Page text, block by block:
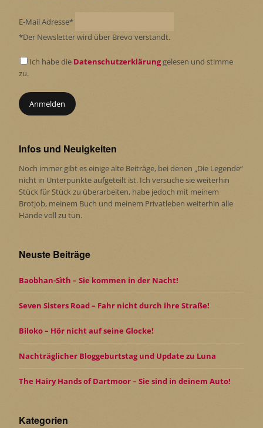
E-Mail Adresse*
*Der Newsletter wird über Brevo verstandt.
Ich habe die Datenschutzerklärunggelesen und stimme
zu.
Infos und Neuigkeiten
Noch immer gibt es einige alte Beiträge, bei denen „Die Legende“
nicht in Unterpunkte aufgeteilt ist. Ich versuche sie weiterhin
Stück für Stück zu überarbeiten, habe jedoch mit meinem
Brotjob, meinem Buch und meinem Privatleben weiterhin alle
Hände voll zu tun.
Neuste Beiträge
Baobhan-Sìth – Sie kommen in der Nacht!
Seven Sisters Road – Fahr nicht durch ihre Straße!
Biloko – Hör nicht auf seine Glocke!
Nachträglicher Bloggeburtstag und Update zu Luna
The Hairy Hands of Dartmoor – Sie sind in deinem Auto!
Kategorien